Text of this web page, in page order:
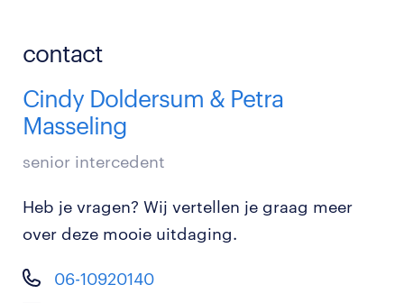
contact
Cindy Doldersum & Petra
Masseling
senior intercedent
Heb je vragen? Wij vertellen je graag meer
over deze mooie uitdaging.
06-10920140